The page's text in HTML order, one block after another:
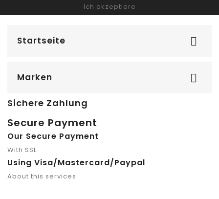
Ich akzeptiere
Startseite 
Marken 
Sichere Zahlung
Secure Payment
Our Secure Payment
With SSL
Using Visa/Mastercard/Paypal
About this services